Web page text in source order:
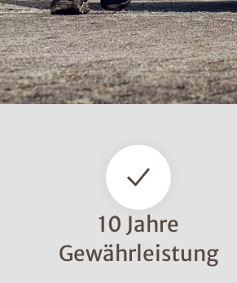
10 Jahre
Gewährleistung